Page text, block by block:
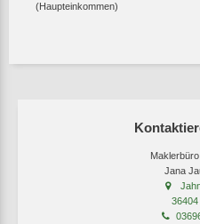
Jana
36404
(Haupteinkommen)